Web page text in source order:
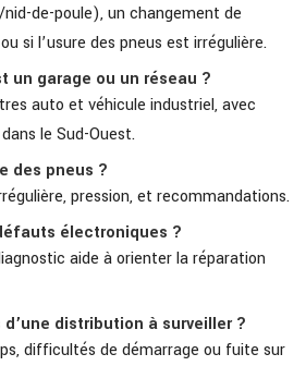
de-poule), un changement de
si l’usure des pneus est irrégulière.
un garage ou un réseau ?
auto et véhicule industriel, avec
le Sud-Ouest.
des pneus ?
pression, et recommandations.
électroniques ?
aide à orienter la réparation
distribution à surveiller ?
difficultés de démarrage ou fuite sur